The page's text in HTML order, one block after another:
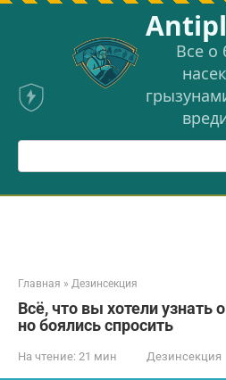
Перейти
Все о
Поиск:
Главная » Дезинсекция
Всё, что вы хотели узнать
но боялись спросить
На чтение: 21 мин Дезинсекция